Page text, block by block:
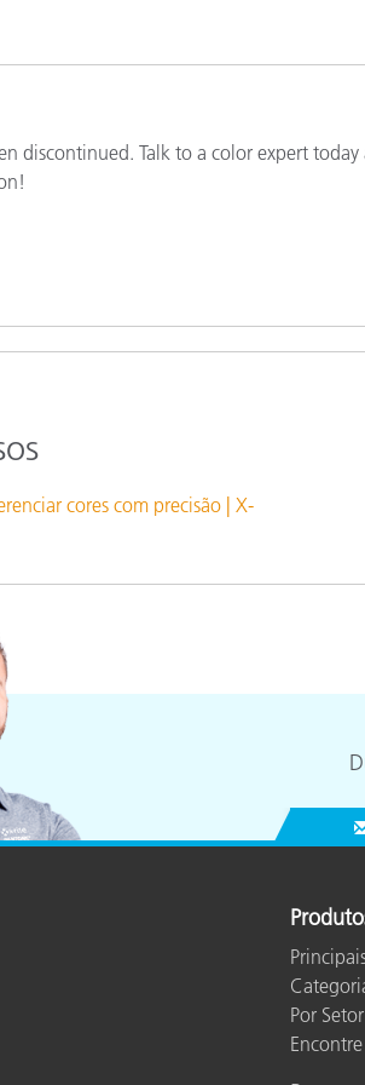
discontinued. Talk to a color expert
cores com precisão | X-
Por Setor